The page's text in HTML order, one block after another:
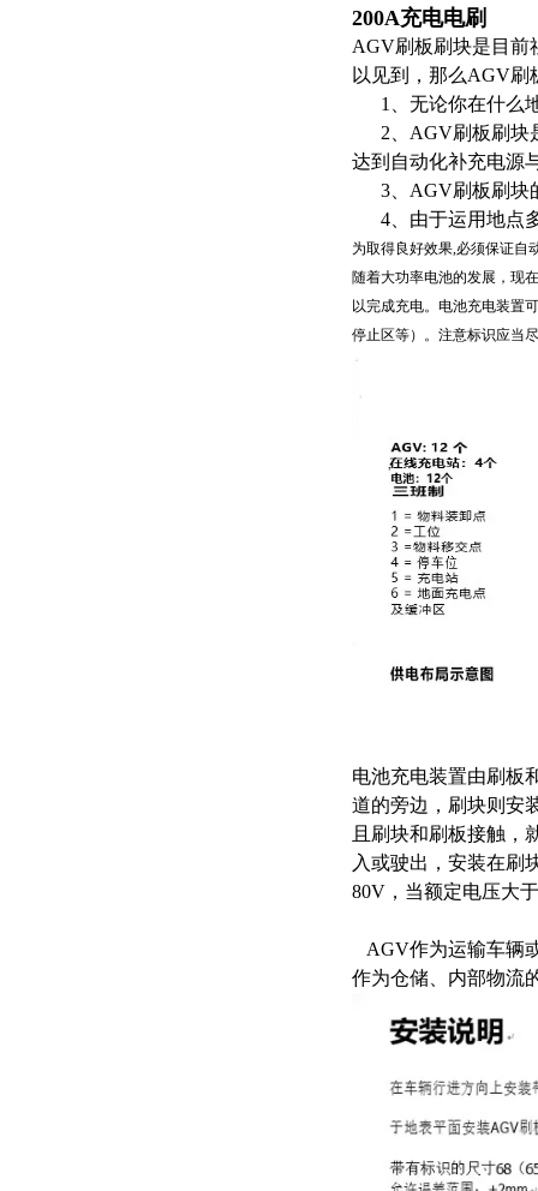
200A充电电刷
AGV刷板刷块是目前
以见到，那么AGV刷
1、无论你在什么
2、AGV刷板刷块
达到自动化补充电源
3、AGV刷板刷块
4、由于运用地点
为取得良好效果,必须保证自
随着大功率电池的发展，现
以完成充电。电池充电装置
停止区等）。注意标识应当
电池充电装置由刷板
道的旁边，刷块则安
且刷块和刷板接触，
入或驶出，安装在刷
80V，当额定电压大
AGV作为运输车辆
作为仓储、内部物流